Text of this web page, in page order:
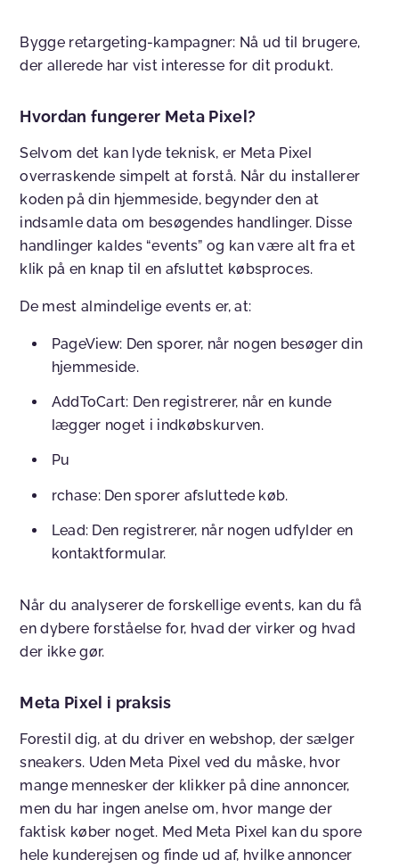
Bygge retargeting-kampagner: Nå ud til brugere,
der allerede har vist interesse for dit produkt.
Hvordan fungerer Meta Pixel?
Selvom det kan lyde teknisk, er Meta Pixel
overraskende simpelt at forstå. Når du installerer
koden på din hjemmeside, begynder den at
indsamle data om besøgendes handlinger. Disse
handlinger kaldes “events” og kan være alt fra et
klik på en knap til en afsluttet købsproces.
De mest almindelige events er, at:
PageView: Den sporer, når nogen besøger din
hjemmeside.
AddToCart: Den registrerer, når en kunde
lægger noget i indkøbskurven.
Pu
rchase: Den sporer afsluttede køb.
Lead: Den registrerer, når nogen udfylder en
kontaktformular.
Når du analyserer de forskellige events, kan du få
en dybere forståelse for, hvad der virker og hvad
der ikke gør.
Meta Pixel i praksis
Forestil dig, at du driver en webshop, der sælger
sneakers. Uden Meta Pixel ved du måske, hvor
mange mennesker der klikker på dine annoncer,
men du har ingen anelse om, hvor mange der
faktisk køber noget. Med Meta Pixel kan du spore
hele kunderejsen og finde ud af, hvilke annoncer